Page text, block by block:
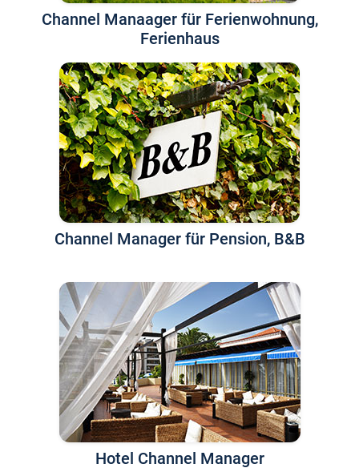
Channel Manaager für Ferienwohnung,
Ferienhaus
Channel Manager für Pension, B&B
Hotel Channel Manager